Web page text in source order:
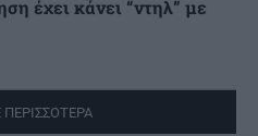
έχει κάνει “ντηλ” με
ΠΕΡΙΣΣΟΤΕΡΑ